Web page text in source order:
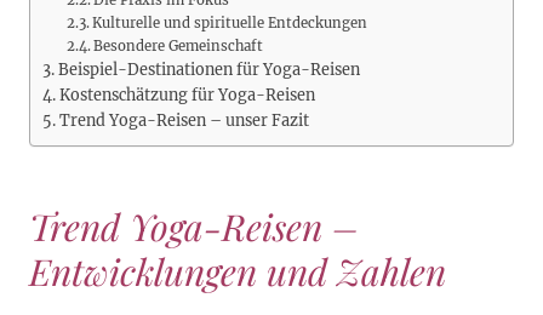
Kulturelle und spirituelle Entdeckungen
Besondere Gemeinschaft
Beispiel-Destinationen für Yoga-Reisen
Kostenschätzung für Yoga-Reisen
Trend Yoga-Reisen – unser Fazit
Trend Yoga-Reisen –
Entwicklungen und Zahlen